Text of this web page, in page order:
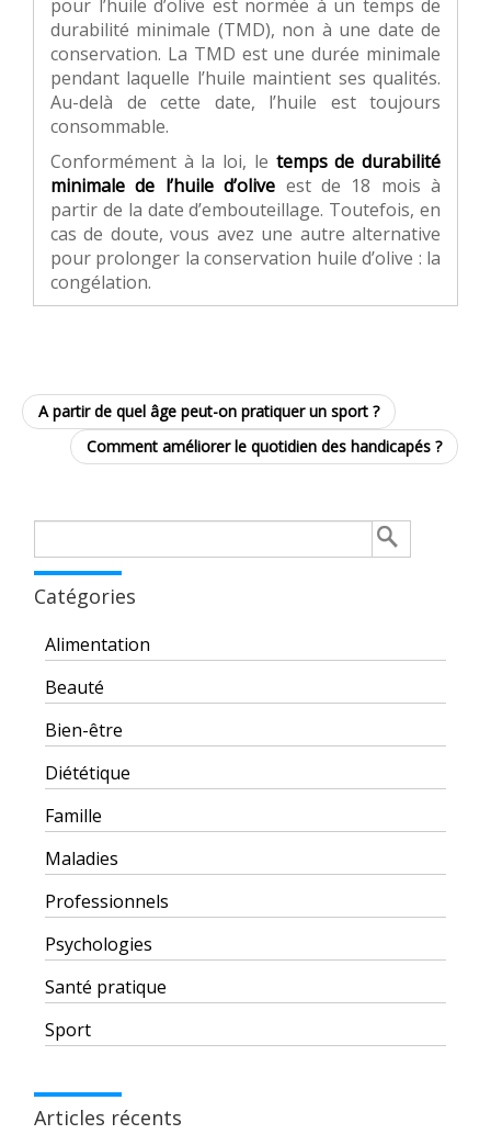
pour l’huile d’olive est normée à un temps de
durabilité minimale (TMD), non à une date de
conservation. La TMD est une durée minimale
pendant laquelle l’huile maintient ses qualités.
Au-delà de cette date, l’huile est toujours
consommable.
Conformément à la loi, le temps de durabilité
minimale de l’huile d’olive est de 18 mois à
partir de la date d’embouteillage. Toutefois, en
cas de doute, vous avez une autre alternative
pour prolonger la conservation huile d’olive : la
congélation.
A partir de quel âge peut-on pratiquer un sport ?
Comment améliorer le quotidien des handicapés ?
Catégories
Alimentation
Beauté
Bien-être
Diététique
Famille
Maladies
Professionnels
Psychologies
Santé pratique
Sport
Articles récents